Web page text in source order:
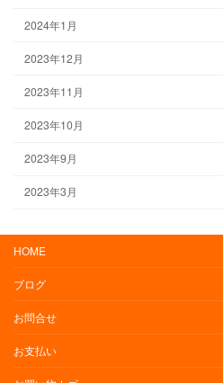
2024年1月
2023年12月
2023年11月
2023年10月
2023年9月
2023年3月
HOME
ブログ
お問合せ
お支払い